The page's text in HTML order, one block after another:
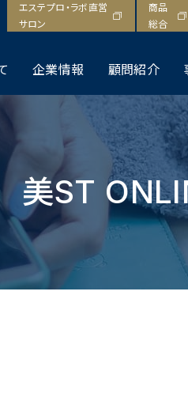
企業情報 顧問紹介
エステプロ・ラボ直営
サロン
商品
総合
美ST